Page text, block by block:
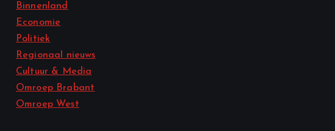
Binnenland
Economie
Politiek
Regionaal nieuws
Cultuur & Media
Omroep Brabant
Omroep West